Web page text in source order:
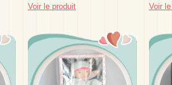
Voir le produit Voir